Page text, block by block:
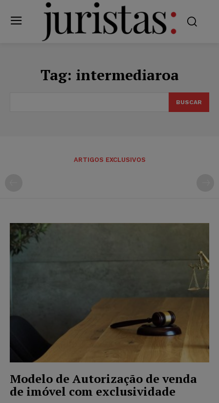
Tag: intermediaroa
BUSCAR
ARTIGOS EXCLUSIVOS
Modelo de Autorização de venda
de imóvel com exclusividade